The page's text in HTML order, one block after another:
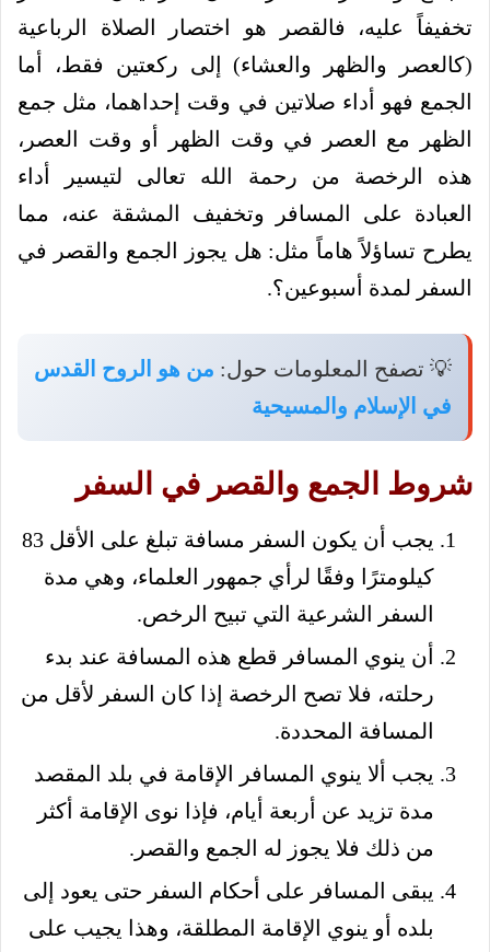
تخفيفاً عليه، فالقصر هو اختصار الصلاة الرباعية
(كالعصر والظهر والعشاء) إلى ركعتين فقط، أما
الجمع فهو أداء صلاتين في وقت إحداهما، مثل جمع
الظهر مع العصر في وقت الظهر أو وقت العصر،
هذه الرخصة من رحمة الله تعالى لتيسير أداء
العبادة على المسافر وتخفيف المشقة عنه، مما
يطرح تساؤلاً هاماً مثل: هل يجوز الجمع والقصر في
السفر لمدة أسبوعين؟.
💡 تصفح المعلومات حول: من هو الروح القدس
في الإسلام والمسيحية
شروط الجمع والقصر في السفر
يجب أن يكون السفر مسافة تبلغ على الأقل 83
كيلومترًا وفقًا لرأي جمهور العلماء، وهي مدة
السفر الشرعية التي تبيح الرخص.
أن ينوي المسافر قطع هذه المسافة عند بدء
رحلته، فلا تصح الرخصة إذا كان السفر لأقل من
المسافة المحددة.
يجب ألا ينوي المسافر الإقامة في بلد المقصد
مدة تزيد عن أربعة أيام، فإذا نوى الإقامة أكثر
من ذلك فلا يجوز له الجمع والقصر.
يبقى المسافر على أحكام السفر حتى يعود إلى
بلده أو ينوي الإقامة المطلقة، وهذا يجيب على